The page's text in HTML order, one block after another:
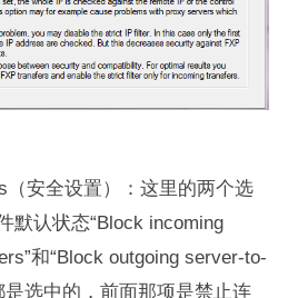
安全设置）：这里的两个选
默认状态“Block incoming
和“Block outgoing server-to-
选中的，前面那项是禁止连